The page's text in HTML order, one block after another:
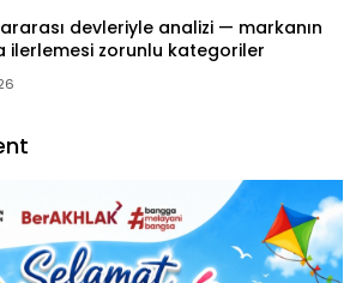
devleriyle analizi — markanın
ilerlemesi zorunlu kategoriler